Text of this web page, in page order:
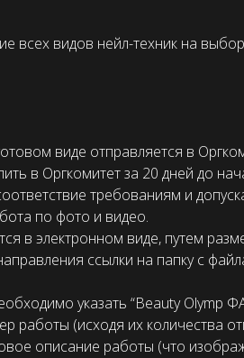
всех видов нейл-техник на выбор
виде отправляется в
в Оргкомитет за 20 дней до
требованиям и
по фото и видео.
в электронном виде, путем
ссылки на папку с
указать “Beauty
работы (исходя их количества
описание работы (что